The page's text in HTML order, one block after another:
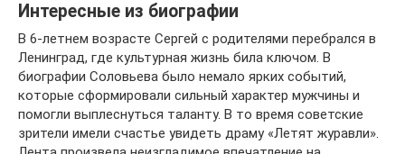
Интересные из биографии
В 6-летнем возрасте Сергей с родителями перебрался в
Ленинград, где культурная жизнь била ключом. В
биографии Соловьева было немало ярких событий,
которые сформировали сильный характер мужчины и
помогли выплеснуться таланту. В то время советские
зрители имели счастье увидеть драму «Летят журавли».